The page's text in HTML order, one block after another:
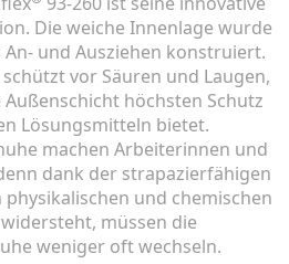
Die weiche Innenlage wurde
und Ausziehen konstruiert.
vor Säuren und Laugen,
höchsten Schutz
Lösungsmitteln bietet.
machen Arbeiterinnen und
dank der strapazierfähigen
und chemischen
müssen die
weniger oft wechseln.